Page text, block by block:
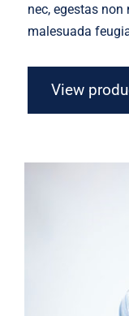
nec, egestas
malesuada
View